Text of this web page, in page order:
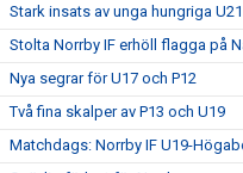
Stark insats av unga hungriga U21
Stolta Norrby IF erhöll flagga på
Nya segrar för U17 och P12
Två fina skalper av P13 och U19
Matchdags: Norrby IF U19-